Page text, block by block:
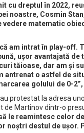
cu dreptul în 2022,
noastre, Cosmin
vedere matematic
am intrat în play-off.
ușor avantajată
tăioase, dar am și
antrenat o astfel de
golului de 0-2”,
protestat la adresa
Martinov dintr-o
le reamintesc celor
noștri destul de ușor.